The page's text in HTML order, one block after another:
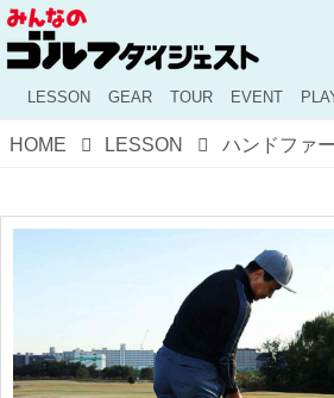
LESSON GEAR TOUR EVENT
HOME LESSON